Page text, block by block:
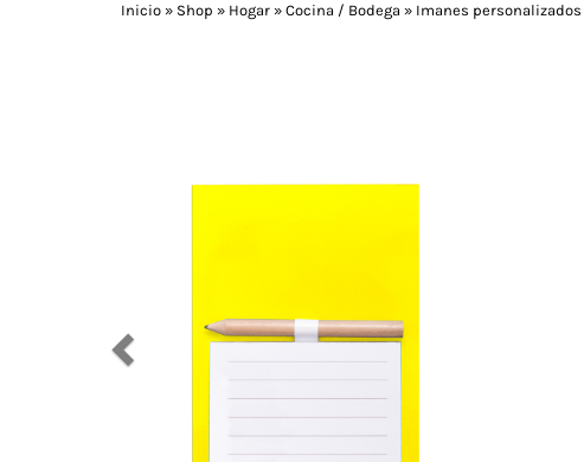
Inicio » Shop » Hogar » Cocina / Bodega » Imanes personalizados